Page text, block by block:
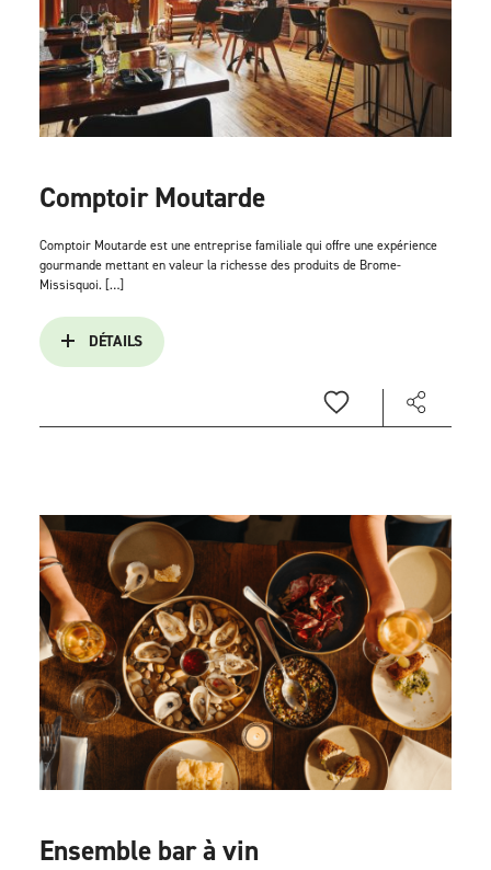
Comptoir Moutarde
Comptoir Moutarde est une entreprise familiale qui offre une expérience
gourmande mettant en valeur la richesse des produits de Brome-
Missisquoi. […]
DÉTAILS
Ensemble bar à vin